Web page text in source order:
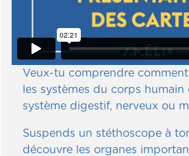
Veux-tu comprendre
les systèmes du corps humain
système digestif, nerveux ou
Suspends un stéthoscope à
découvre les organes